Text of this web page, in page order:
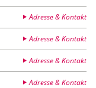
Adresse & Kontakt
Adresse & Kontakt
Adresse & Kontakt
Adresse & Kontakt